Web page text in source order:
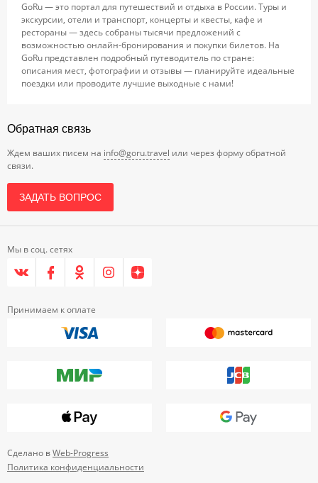
GoRu — это портал для путешествий и отдыха в России. Туры и
экскурсии, отели и транспорт, концерты и квесты, кафе и
рестораны — здесь собраны тысячи предложений с
возможностью онлайн-бронирования и покупки билетов. На
GoRu представлен подробный путеводитель по стране:
описания мест, фотографии и отзывы — планируйте идеальные
поездки или проводите лучшие выходные с нами!
Обратная связь
Ждем ваших писем на info@goru.travel или через форму обратной
связи.
ЗАДАТЬ ВОПРОС
Мы в соц. сетях
Принимаем к оплате
Сделано вWeb-Progress
Политика конфиденциальности